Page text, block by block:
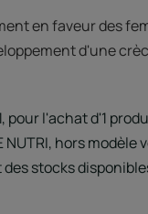
en faveur des
d'une
l'achat d'1
NUTRI, hors modèle
stocks